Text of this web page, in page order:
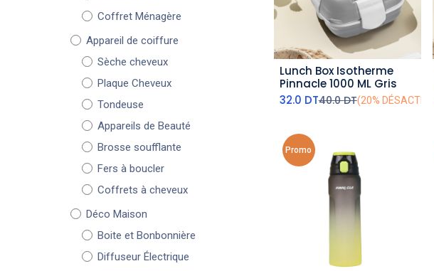
Coffret Ménagère
Appareil de coiffure
Sèche cheveux
Plaque Cheveux
Tondeuse
Appareils de Beauté
Brosse soufflante
Fers à boucler
Coffrets à cheveux
Déco Maison
Boite et Bonbonnière
Diffuseur Électrique
ajouter au panier
Lunch Box Isotherme
Pinnacle 1000 ML Gris
32.0 DT40.0DT(20% DÉSACTIVÉ)
Promo